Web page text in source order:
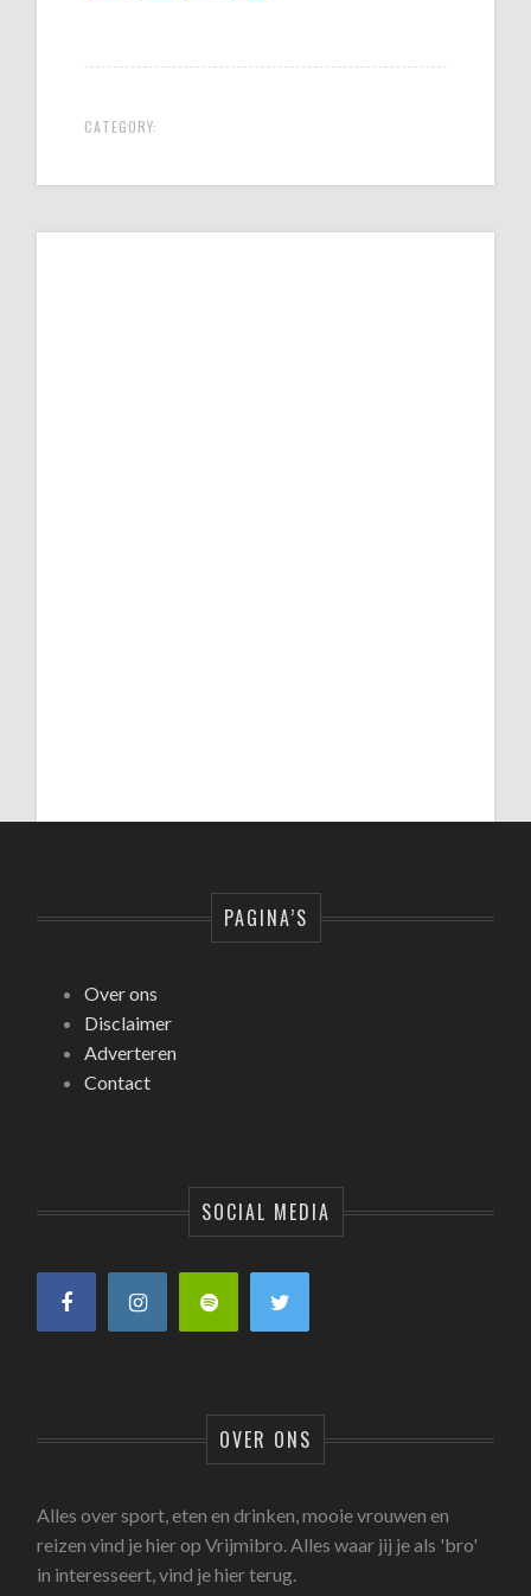
CATEGORY:
PAGINA’S
Over ons
Disclaimer
Adverteren
Contact
SOCIAL MEDIA
OVER ONS
Alles over sport, eten en drinken, mooie vrouwen en
reizen vind je hier op Vrijmibro. Alles waar jij je als 'bro'
in interesseert, vind je hier terug.